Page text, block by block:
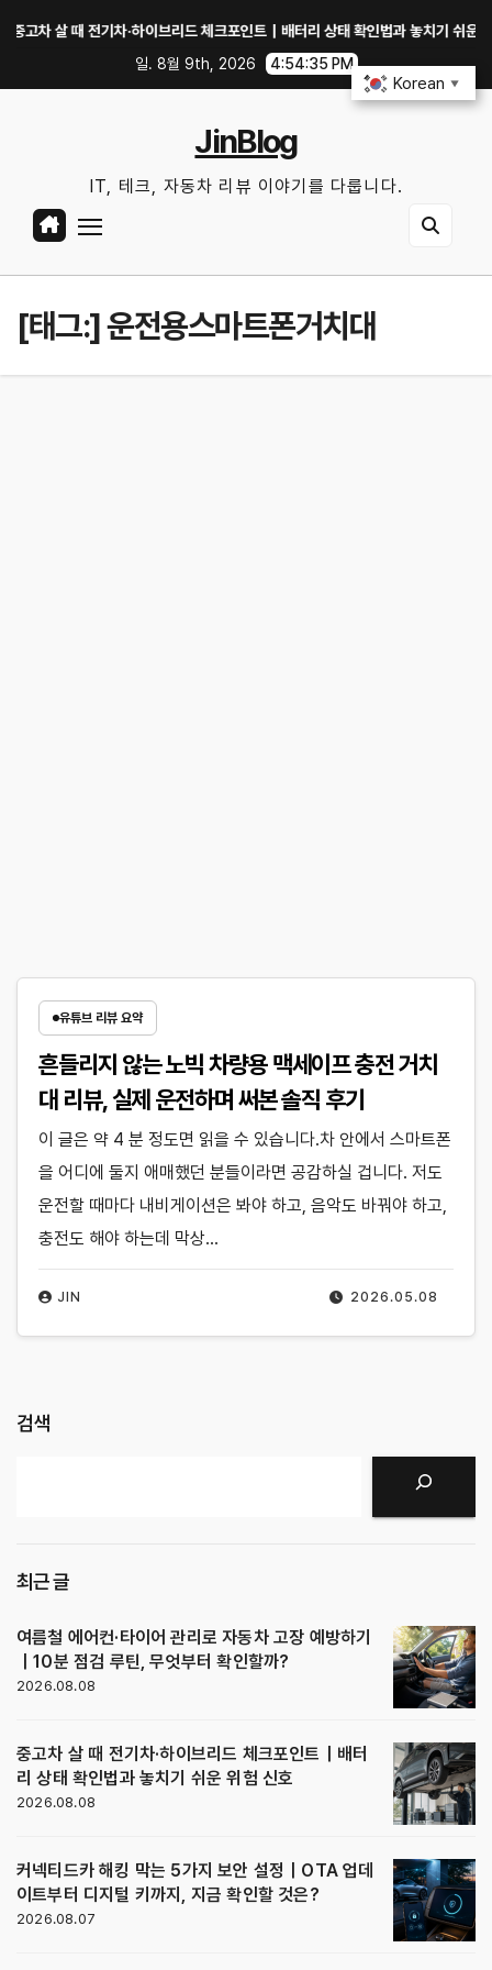
살 때 전기차·하이브리드 체크포인트｜배터리 상태 확인법과 놓치기 쉬운 위험 신
일. 8월 9th, 2026
4:54:36 PM
JinBlog
IT, 테크, 자동차 리뷰 이야기를 다룹니다.
[태그:]운전용스마트폰거치대
유튜브 리뷰 요약
흔들리지 않는 노빅 차량용 맥세이프 충전 거치
대 리뷰, 실제 운전하며 써본 솔직 후기
2026.05.08
JIN
이 글은 약 4 분 정도면 읽을 수 있습니다.차 안에서 스마트폰
을 어디에 둘지 애매했던 분들이라면 공감하실 겁니다. 저도
운전할 때마다 내비게이션은 봐야 하고, 음악도 바꿔야 하고,
충전도 해야 하는데 막상…
검색
최근 글
여름철 에어컨·타이어 관리로 자동차 고장 예방하기
｜10분 점검 루틴, 무엇부터 확인할까?
2026.08.08
중고차 살 때 전기차·하이브리드 체크포인트｜배터
리 상태 확인법과 놓치기 쉬운 위험 신호
2026.08.08
커넥티드카 해킹 막는 5가지 보안 설정｜OTA 업데
이트부터 디지털 키까지, 지금 확인할 것은?
2026.08.07
Korean ▼